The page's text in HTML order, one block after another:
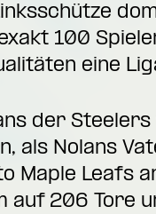
100
eine
der
als Nolans
Maple Leafs
auf 206 Tore